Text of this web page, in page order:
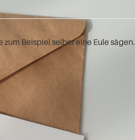
Beispiel selber eine Eule sägen.